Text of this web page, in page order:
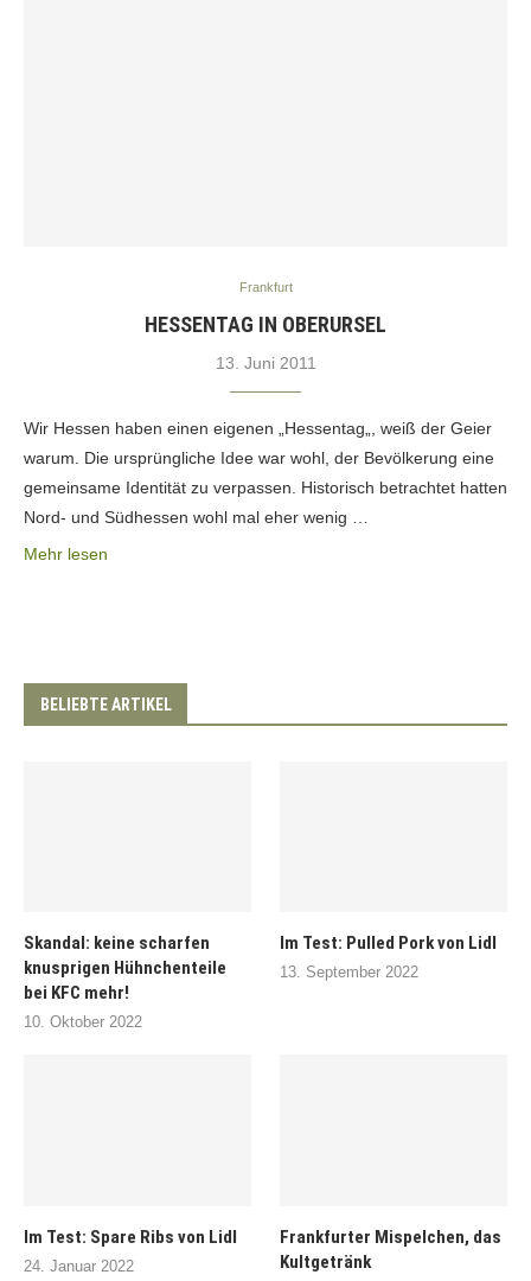
Frankfurt
HESSENTAG IN OBERURSEL
13. Juni 2011
Wir Hessen haben einen eigenen „Hessentag„, weiß der Geier
warum. Die ursprüngliche Idee war wohl, der Bevölkerung eine
gemeinsame Identität zu verpassen. Historisch betrachtet hatten
Nord- und Südhessen wohl mal eher wenig …
Mehr lesen
BELIEBTE ARTIKEL
Skandal: keine scharfen
knusprigen Hühnchenteile
bei KFC mehr!
10. Oktober 2022
Im Test: Pulled Pork von Lidl
13. September 2022
Im Test: Spare Ribs von Lidl
24. Januar 2022
Frankfurter Mispelchen, das
Kultgetränk